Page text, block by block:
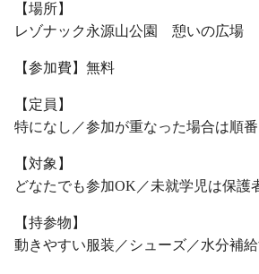
【場所】
レゾナック永源山公園 憩いの広場
【参加費】無料
【定員】
特になし／参加が重なった場合は順
【対象】
どなたでも参加OK／未就学児は保護
【持参物】
動きやすい服装／シューズ／水分補